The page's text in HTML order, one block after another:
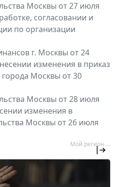
Москвы от 27 июля
согласовании и
по организации
г. Москвы от 24
изменения в приказ
Москвы от 30
Москвы от 28 июля
изменения в
Москвы от 26 июля
Мой регион ...